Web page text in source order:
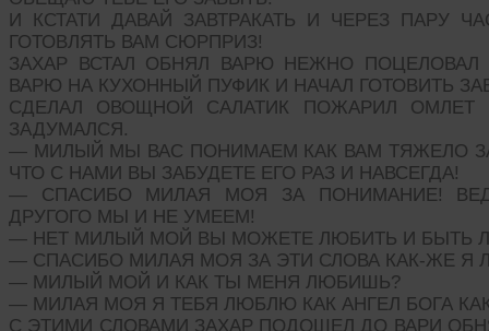
И КСТАТИ ДАВАЙ ЗАВТРАКАТЬ И ЧЕРЕЗ ПАРУ
ГОТОВЛЯТЬ ВАМ СЮРПРИЗ!
ЗАХАР ВСТАЛ ОБНЯЛ ВАРЮ НЕЖНО
ВАРЮ НА КУХОННЫЙ ПУФИК И НАЧАЛ ГОТОВИТЬ
СДЕЛАЛ ОВОЩНОЙ САЛАТИК ПОЖАРИЛ
ЗАДУМАЛСЯ.
— МИЛЫЙ МЫ ВАС ПОНИМАЕМ КАК ВАМ ТЯЖЕЛО
ЧТО С НАМИ ВЫ ЗАБУДЕТЕ ЕГО РАЗ И НАВСЕГДА!
— СПАСИБО МИЛАЯ МОЯ ЗА ПОНИМАНИЕ!
ДРУГОГО МЫ И НЕ УМЕЕМ!
— НЕТ МИЛЫЙ МОЙ ВЫ МОЖЕТЕ ЛЮБИТЬ И БЫТЬ
— СПАСИБО МИЛАЯ МОЯ ЗА ЭТИ СЛОВА КАК-ЖЕ Я
— МИЛЫЙ МОЙ И КАК ТЫ МЕНЯ ЛЮБИШЬ?
— МИЛАЯ МОЯ Я ТЕБЯ ЛЮБЛЮ КАК АНГЕЛ БОГА
С ЭТИМИ СЛОВАМИ ЗАХАР ПОДОШЕЛ ДО ВАРИ